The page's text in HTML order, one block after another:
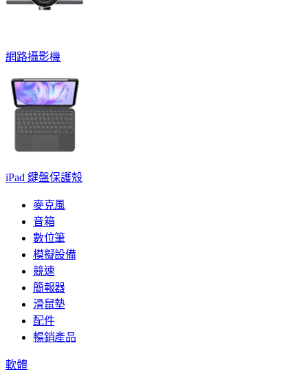
網路攝影機
iPad 鍵盤保護殼
麥克風
音箱
數位筆
模擬設備
競速
簡報器
滑鼠墊
配件
暢銷產品
軟體